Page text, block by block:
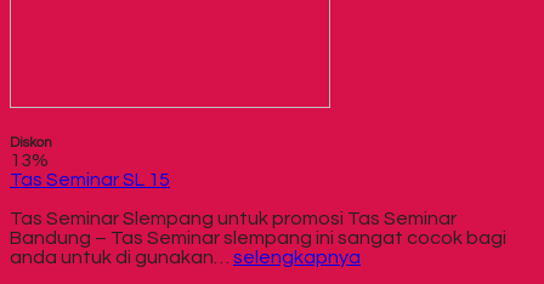
Diskon
13%
Tas Seminar SL 15
Tas Seminar Slempang untuk promosi Tas Seminar
Bandung – Tas Seminar slempang ini sangat cocok bagi
anda untuk di gunakan… selengkapnya